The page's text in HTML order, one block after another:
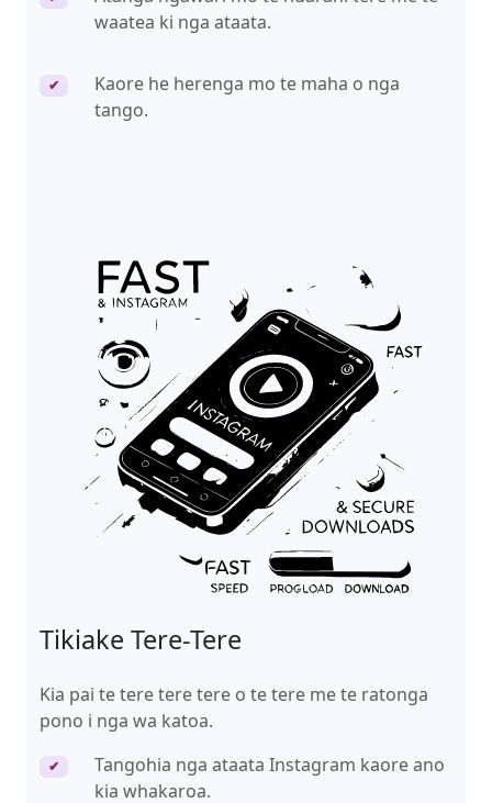
waatea ki nga ataata.
✔
Kaore he herenga mo te maha o nga
tango.
Tikiake Tere-Tere
Kia pai te tere tere tere o te tere me te ratonga
pono i nga wa katoa.
✔
Tangohia nga ataata Instagram kaore ano
kia whakaroa.